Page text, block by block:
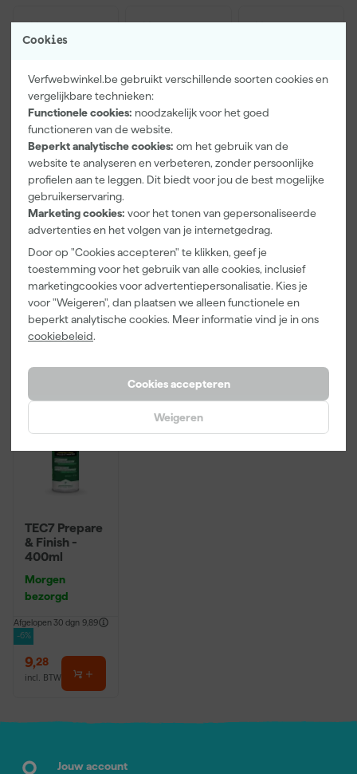
Cookies
Verfwebwinkel.be gebruikt verschillende soorten cookies en
vergelijkbare technieken:
Functionele cookies: noodzakelijk voor het goed
functioneren van de website.
Beperkt analytische cookies: om het gebruik van de
website te analyseren en verbeteren, zonder persoonlijke
profielen aan te leggen. Dit biedt voor jou de best mogelijke
gebruikerservaring.
Marketing cookies: voor het tonen van gepersonaliseerde
advertenties en het volgen van je internetgedrag.
Door op "Cookies accepteren" te klikken, geef je
toestemming voor het gebruik van alle cookies, inclusief
marketingcookies voor advertentiepersonalisatie. Kies je
voor "Weigeren", dan plaatsen we alleen functionele en
beperkt analytische cookies. Meer informatie vind je in ons
cookiebeleid.
Cookies accepteren
Weigeren
Paintura
Lucamax
Washi tape -
50mx24mm
Morgen
bezorgd
3
incl. BTW
Go!Paint
Verfbak -
15 x 32 cm + 5
inzetbakken
Morgen
bezorgd
99
Anza PRO
MICMEX set
Morgen
bezorgd
Adviesprijs 31,89
20 73
incl. BTW
TEC7 Prepare
& Finish -
400ml
Morgen
bezorgd
Afgelopen 30 dgn 9,89
-6%
9,28
incl. BTW
Jouw account